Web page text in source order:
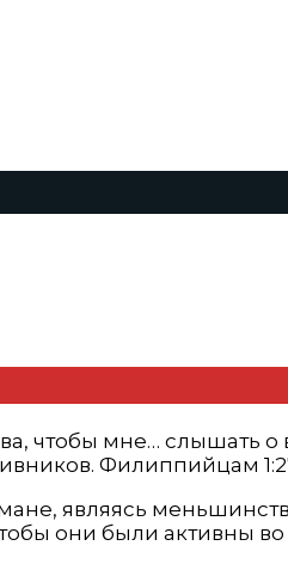
чтобы мне… слышать
Филиппийцам
являясь
они были активны